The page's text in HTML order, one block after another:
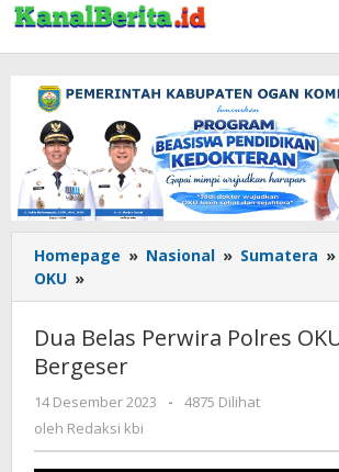
Lewati
ke
konten
Homepage » Nasional » Sumatera »
OKU »
Belas
Polres
OKU
Persiapan
Dua Belas Perwira Polres
Bergeser
14 Desember 2023
oleh
-
4875 Dilihat
oleh Redaksi kbi